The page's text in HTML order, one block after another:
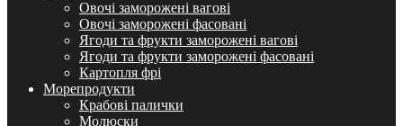
Овочі заморожені вагові
Овочі заморожені фасовані
Ягоди та фрукти заморожені вагові
Ягоди та фрукти заморожені фасовані
Картопля фрі
Морепродукти
Крабові палички
Молюски